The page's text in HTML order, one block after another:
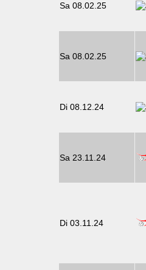
Sa 08.02.25
Sa 08.02.25
Di 08.12.24
Sa 23.11.24
Di 03.11.24